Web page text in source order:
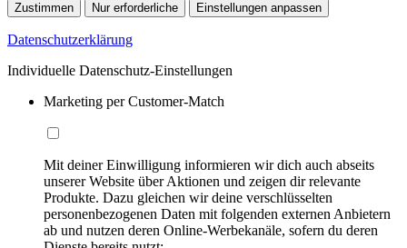
Zustimmen Nur erforderliche Einstellungen anpassen
Datenschutzerklärung
Individuelle Datenschutz-Einstellungen
Marketing per Customer-Match
Mit deiner Einwilligung informieren wir dich auch abseits
unserer Website über Aktionen und zeigen dir relevante
Produkte. Dazu gleichen wir deine verschlüsselten
personenbezogenen Daten mit folgenden externen Anbietern
ab und nutzen deren Online-Werbekanäle, sofern du deren